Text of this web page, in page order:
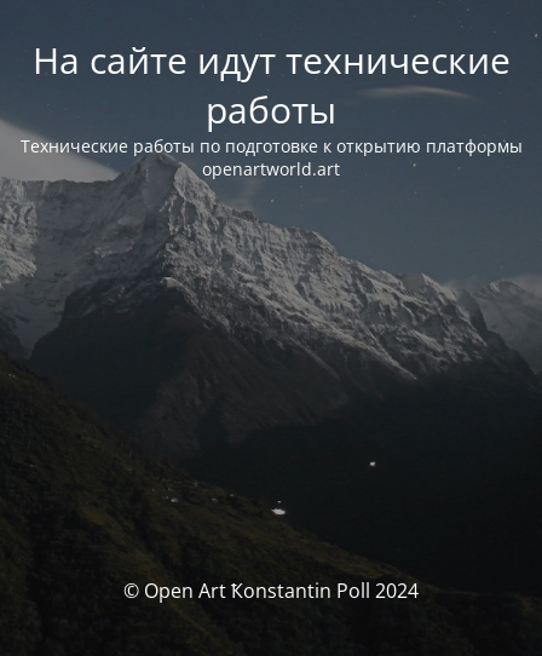
На сайте идут технические
работы
Технические работы по подготовке к открытию платформы
openartworld.art
© Open Art Ҟonstantin Poll 2024